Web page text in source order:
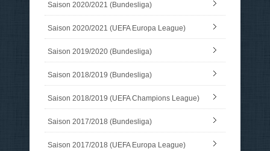
Saison 2020/2021 (Bundesliga)
Saison 2020/2021 (UEFA Europa League)
Saison 2019/2020 (Bundesliga)
Saison 2018/2019 (Bundesliga)
Saison 2018/2019 (UEFA Champions League)
Saison 2017/2018 (Bundesliga)
Saison 2017/2018 (UEFA Europa League)